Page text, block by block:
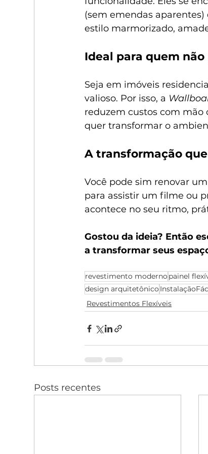
(sem emendas
estilo marmorizado,
Ideal para quem
Seja em imóveis
valioso. Por isso, a
reduzem custos com
quer transformar o
A transformação
Você pode sim renovar
para assistir um filme ou
acontece no seu ritmo,
Gostou da ideia? Então
a transformar seus
revestimento moderno painel
design arquitetônico
Revestimentos Flexíveis
Posts recentes